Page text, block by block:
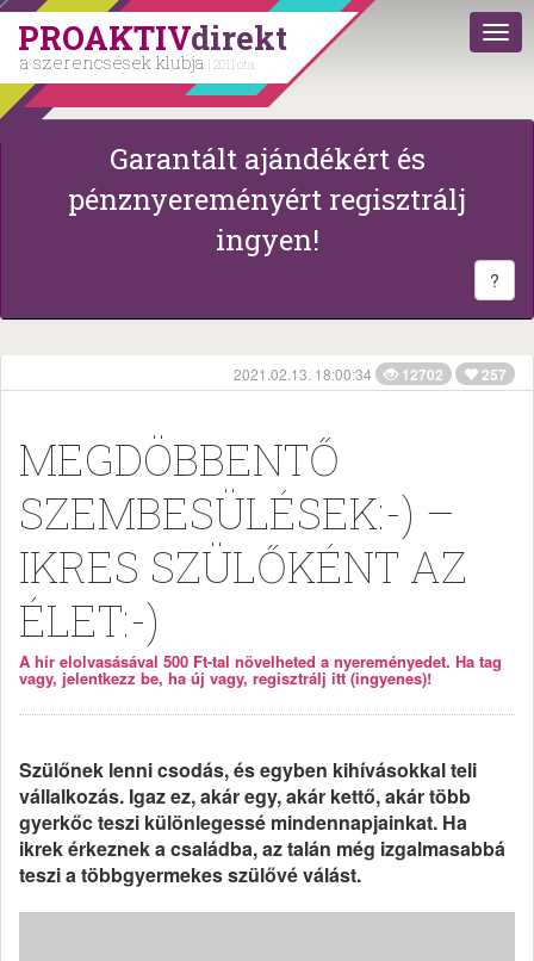
PROAKTIVdirekt
a szerencsések klubja | 2011 óta
Garantált ajándékért és
pénznyereményért regisztrálj
ingyen!
?
2021.02.13. 18:00:34 12702 257
MEGDÖBBENTŐ
SZEMBESÜLÉSEK:-) –
IKRES SZÜLŐKÉNT AZ
ÉLET:-)
A hír elolvasásával 500 Ft-tal növelheted a nyereményedet. Ha tag
vagy, jelentkezz be, ha új vagy, regisztrálj itt (ingyenes)!
Szülőnek lenni csodás, és egyben kihívásokkal teli
vállalkozás. Igaz ez, akár egy, akár kettő, akár több
gyerkőc teszi különlegessé mindennapjainkat. Ha
ikrek érkeznek a családba, az talán még izgalmasabbá
teszi a többgyermekes szülővé válást.